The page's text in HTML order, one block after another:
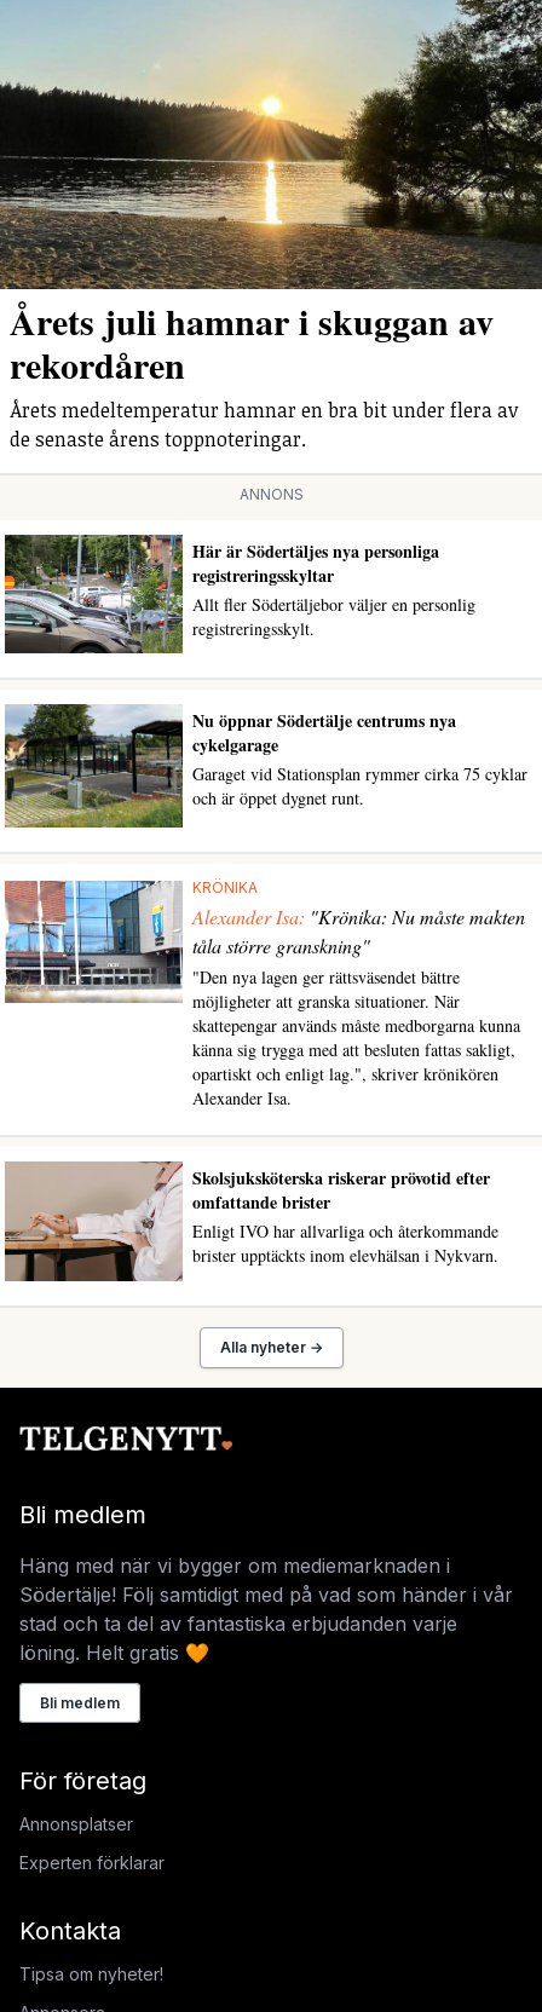
Årets juli hamnar i skuggan av
rekordåren
Årets medeltemperatur hamnar en bra bit under flera av
de senaste årens toppnoteringar.
ANNONS
Här är Södertäljes nya personliga
registreringsskyltar
Allt fler Södertäljebor väljer en personlig
registreringsskylt.
Nu öppnar Södertälje centrums nya
cykelgarage
Garaget vid Stationsplan rymmer cirka 75 cyklar
och är öppet dygnet runt.
KRÖNIKA
Alexander Isa: "Krönika: Nu måste makten
tåla större granskning"
"Den nya lagen ger rättsväsendet bättre
möjligheter att granska situationer. När
skattepengar används måste medborgarna kunna
känna sig trygga med att besluten fattas sakligt,
opartiskt och enligt lag.", skriver krönikören
Alexander Isa.
Skolsjuksköterska riskerar prövotid efter
omfattande brister
Enligt IVO har allvarliga och återkommande
brister upptäckts inom elevhälsan i Nykvarn.
Alla nyheter →
Bli medlem
Häng med när vi bygger om mediemarknaden i
Södertälje! Följ samtidigt med på vad som händer i vår
stad och ta del av fantastiska erbjudanden varje
löning. Helt gratis 🧡
Bli medlem
För företag
Annonsplatser
Experten förklarar
Kontakta
Tipsa om nyheter!